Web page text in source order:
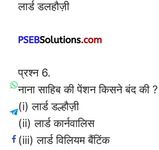
लार्ड डलहौज़ी
प्रश्न 6.
नाना साहिब की पेंशन किसने बंद की ?
(i) लार्ड डल्हौज़ी
(ii) लार्ड कार्नवालिस
(iii) लार्ड विलियम बैंटिंक